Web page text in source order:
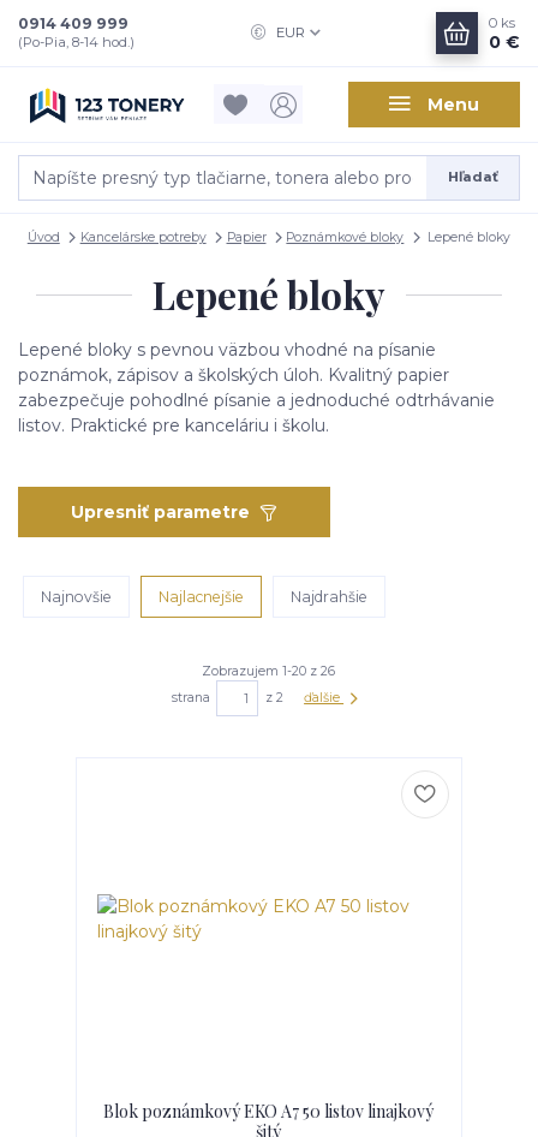
Menu
EUR
Hľadať
0914 409 999
(Po-Pia, 8-14 hod.)
0 ks
0 €
Úvod Kancelárske potreby Papier Poznámkové bloky Lepené bloky
Lepené bloky
Lepené bloky s pevnou väzbou vhodné na písanie
poznámok, zápisov a školských úloh. Kvalitný papier
zabezpečuje pohodlné písanie a jednoduché odtrhávanie
listov. Praktické pre kanceláriu i školu.
Upresniť parametre
Najnovšie Najlacnejšie Najdrahšie
Zobrazujem 1-20 z 26
strana
z 2 ďalšie
Blok poznámkový EKO A7 50 listov linajkový
šitý